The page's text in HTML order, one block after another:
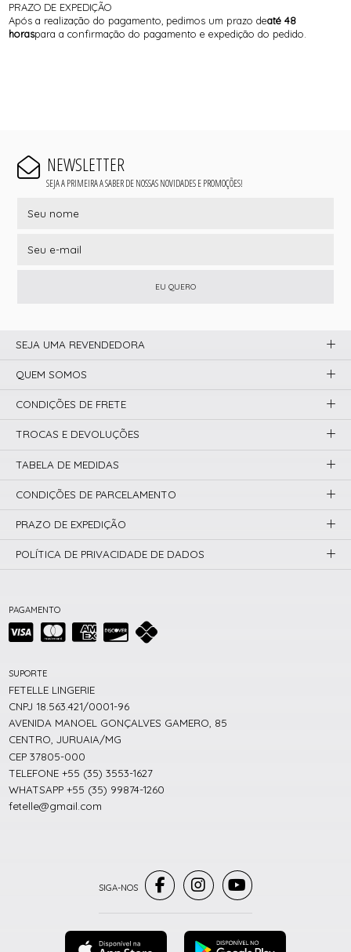
PRAZO DE EXPEDIÇÃO
Após a realização do pagamento, pedimos um prazo deaté 48
horaspara a confirmação do pagamento e expedição do pedido.
NEWSLETTER
SEJA A PRIMEIRA A SABER DE NOSSAS NOVIDADES E PROMOÇÕES!
EU QUERO
PAGAMENTO
SUPORTE
FETELLE LINGERIE
CNPJ 18.563.421/0001-96
AVENIDA MANOEL GONÇALVES GAMERO, 85
CENTRO, JURUAIA/MG
CEP 37805-000
TELEFONE +55 (35) 3553-1627
WHATSAPP +55 (35) 99874-1260
fetelle@gmail.com
SEJA UMA REVENDEDORA
QUEM SOMOS
CONDIÇÕES DE FRETE
TROCAS E DEVOLUÇÕES
TABELA DE MEDIDAS
CONDIÇÕES DE PARCELAMENTO
PRAZO DE EXPEDIÇÃO
POLÍTICA DE PRIVACIDADE DE DADOS